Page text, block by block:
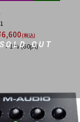
OUT
6,600(税込)
：1%(60pt)